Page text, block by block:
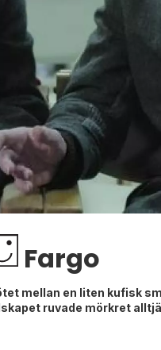
Fargo
mellan en liten kufisk
ruvade mörkret